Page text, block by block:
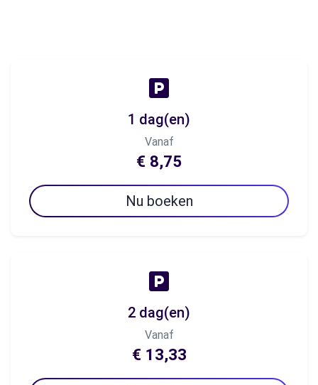
1 dag(en)
Vanaf
€ 8,75
Nu boeken
2 dag(en)
Vanaf
€ 13,33